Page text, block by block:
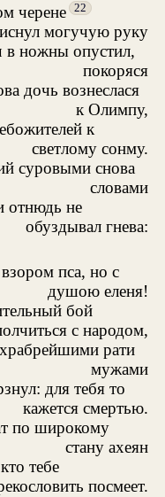
черене 22
могучую руку
ножны опустил,
покоряся
дочь вознеслася
к Олимпу,
к
светлому сонму.
суровыми снова
словами
отнюдь не
обуздывал гнева:
пса, но с
душою еленя!
бой
с народом,
рати
мужами
для тебя то
кажется смертью.
по широкому
стану ахеян
тебе
посмеет.